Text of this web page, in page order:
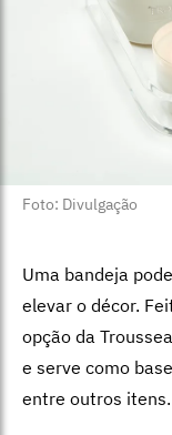
Foto: Divulgação
Uma bandeja
elevar o décor.
opção da
e serve como
entre outros itens.